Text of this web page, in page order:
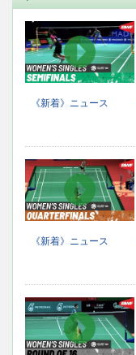
《新着》ニュース
《新着》ニュース